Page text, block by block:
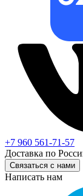
+7 960 561-71-57
Доставка по
Связаться с нами
Написать нам